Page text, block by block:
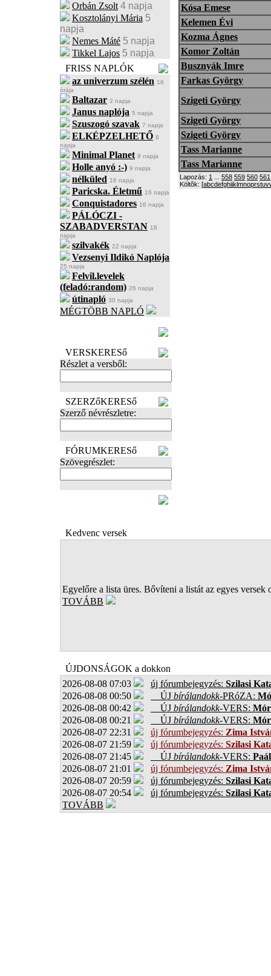
Orbán Zsolt 4 napja
Kosztolányi Mária 5
napja
Nemes Máté 5 napja
Tikkel Lajos 5 napja
FRISS NAPLÓK
az univerzum szélén 16
órája
Baltazar 2 napja
Janus naplója 5 napja
Szuszogó szavak 7 napja
ELKÉPZELHETŐ 8
napja
Minimal Planet 9 napja
Holle anyó :-) 9 napja
nélküled 16 napja
Paricska. Életmű 16 napja
Conquistadores 16 napja
PÁLÓCZI -
SZABADVERSTAN 18
napja
szilvakék 22 napja
Vezsenyi Ildikó Naplója
25 napja
Felvil.levelek
(feladó:random) 26 napja
útinapló 30 napja
MÉGTÖBB NAPLÓ
VERSKERESő
Részlet a versből:
SZERZőKERESő
Szerző névrészletre:
FÓRUMKERESő
Szövegrészlet:
Kósa Emese
Kelemen Évi
Kozma Ágnes
Komor Zoltán
Busznyák Imre
Farkas György
Szigeti György
Szigeti György
Szigeti György
Tass Marianne
Tass Marianne
Lapozás: 1 558 559 560 561
Költõk: [abcdefghijklmnoprstuv
Kedvenc versek
Egyelőre a lista üres. Bővíteni a listát az egyes versek
TOVÁBB
ÚJDONSÁGOK a dokkon
2026-08-08 07:03
új fórumbejegyzés: Szilasi
2026-08-08 00:50
ÚJ bírálandokk-PRóZA:
2026-08-08 00:42
ÚJ bírálandokk-VERS:
2026-08-08 00:21
ÚJ bírálandokk-VERS:
2026-08-07 22:31
új fórumbejegyzés: Zima
2026-08-07 21:59
új fórumbejegyzés: Szilasi
2026-08-07 21:45
ÚJ bírálandokk-VERS:
2026-08-07 21:01
új fórumbejegyzés: Zima
2026-08-07 20:59
új fórumbejegyzés: Szilasi
2026-08-07 20:54
új fórumbejegyzés: Szilasi
TOVÁBB